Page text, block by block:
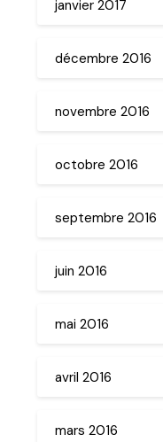
janvier 2017
décembre 2016
novembre 2016
octobre 2016
septembre 2016
juin 2016
mai 2016
avril 2016
mars 2016